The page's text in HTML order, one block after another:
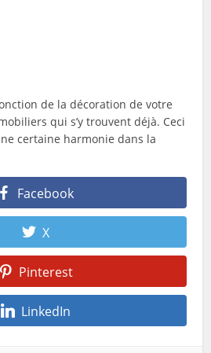
de la décoration de votre
qui s’y trouvent déjà. Ceci
certaine harmonie dans la
Facebook
X
Pinterest
LinkedIn